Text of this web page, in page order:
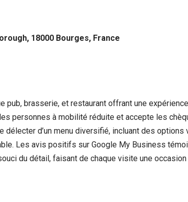
18000 Bourges, France
pub, brasserie, et restaurant offrant une
personnes à mobilité réduite et accepte les
d’un menu diversifié, incluant des
Les avis positifs sur Google My Business
du détail, faisant de chaque visite une